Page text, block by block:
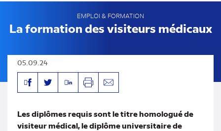
EMPLOI & FORMATION
La formation des visiteurs médicaux
05.09.24
FacebookTwitterLinkedinImprimerEnvoyer
Les diplômes requis sont le titre homologué de
visiteur médical, le diplôme universitaire de